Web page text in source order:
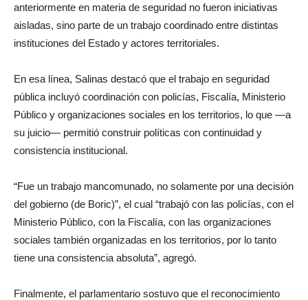
anteriormente en materia de seguridad no fueron iniciativas
aisladas, sino parte de un trabajo coordinado entre distintas
instituciones del Estado y actores territoriales.
En esa línea, Salinas destacó que el trabajo en seguridad
pública incluyó coordinación con policías, Fiscalía, Ministerio
Público y organizaciones sociales en los territorios, lo que —a
su juicio— permitió construir políticas con continuidad y
consistencia institucional.
“Fue un trabajo mancomunado, no solamente por una decisión
del gobierno (de Boric)”, el cual “trabajó con las policías, con el
Ministerio Público, con la Fiscalía, con las organizaciones
sociales también organizadas en los territorios, por lo tanto
tiene una consistencia absoluta”, agregó.
Finalmente, el parlamentario sostuvo que el reconocimiento